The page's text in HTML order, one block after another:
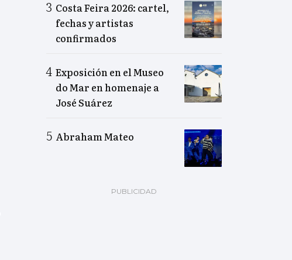
Costa Feira 2026: cartel,
fechas y artistas
confirmados
Exposición en el Museo
do Mar en homenaje a
José Suárez
Abraham Mateo